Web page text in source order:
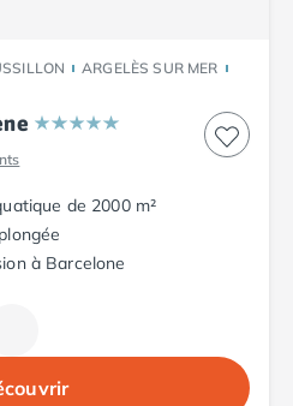
ARGELÈS SUR MER
de 2000 m²
à Barcelone